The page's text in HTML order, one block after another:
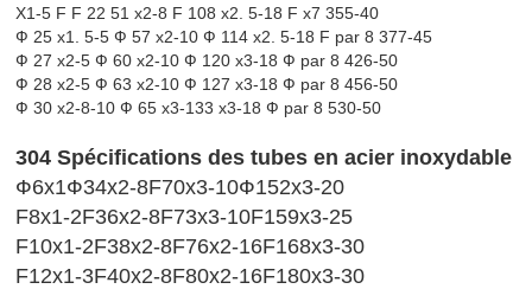
X1-5 F F 22 51 x2-8 F 108 x2. 5-18 F x7 355-40
Ф 25 x1. 5-5 Ф 57 x2-10 Ф 114 x2. 5-18 F par 8 377-45
Ф 27 x2-5 Ф 60 x2-10 Ф 120 x3-18 Ф par 8 426-50
Ф 28 x2-5 Ф 63 x2-10 Ф 127 x3-18 Ф par 8 456-50
Ф 30 x2-8-10 Ф 65 x3-133 x3-18 Ф par 8 530-50
304 Spécifications des tubes en acier inoxydable
Ф6x1Ф34x2-8F70x3-10Ф152x3-20
F8x1-2F36x2-8F73x3-10F159x3-25
F10x1-2F38x2-8F76x2-16F168x3-30
F12x1-3F40x2-8F80x2-16F180x3-30